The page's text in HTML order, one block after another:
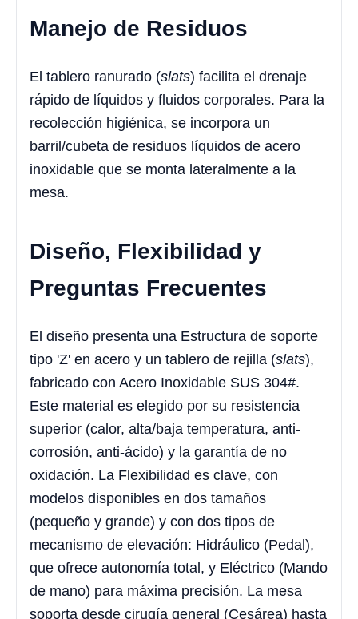
Manejo de Residuos
El tablero ranurado (slats) facilita el drenaje
rápido de líquidos y fluidos corporales. Para la
recolección higiénica, se incorpora un
barril/cubeta de residuos líquidos de acero
inoxidable que se monta lateralmente a la
mesa.
Diseño, Flexibilidad y
Preguntas Frecuentes
El diseño presenta una Estructura de soporte
tipo 'Z' en acero y un tablero de rejilla (slats),
fabricado con Acero Inoxidable SUS 304#.
Este material es elegido por su resistencia
superior (calor, alta/baja temperatura, anti-
corrosión, anti-ácido) y la garantía de no
oxidación. La Flexibilidad es clave, con
modelos disponibles en dos tamaños
(pequeño y grande) y con dos tipos de
mecanismo de elevación: Hidráulico (Pedal),
que ofrece autonomía total, y Eléctrico (Mando
de mano) para máxima precisión. La mesa
soporta desde cirugía general (Cesárea) hasta